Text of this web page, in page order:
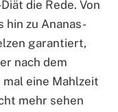
die Rede. Von
zu Ananas-
garantiert,
nach dem
eine Mahlzeit
mehr sehen